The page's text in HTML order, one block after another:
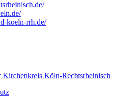
koeln-rrh.de/
Kirchenkreis Köln-Rechtsrheinisch